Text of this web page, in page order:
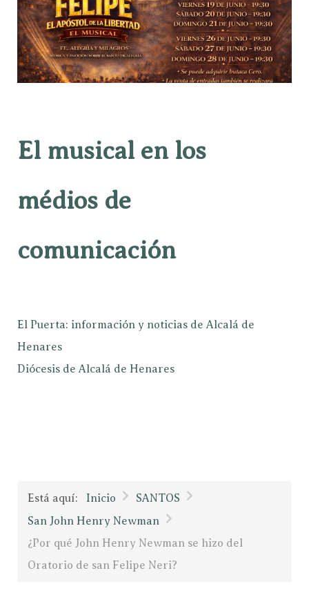
El musical en los
médios de
comunicación
El Puerta: información y noticias de Alcalá de
Henares
Diócesis de Alcalá de Henares
Está aquí: Inicio
SANTOS
San John Henry Newman
¿Por qué John Henry Newman se hizo del
Oratorio de san Felipe Neri?